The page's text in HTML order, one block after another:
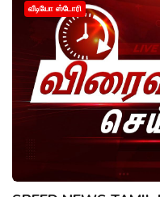
வீடியோ ஸ்டோரி